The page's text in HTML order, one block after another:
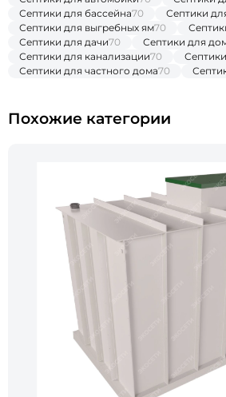
Септики для бассейна70 Септики
Септики для выгребных ям70
Септики для дачи70 Септики для
Септики для канализации70
Септики для частного дома70
Похожие категории